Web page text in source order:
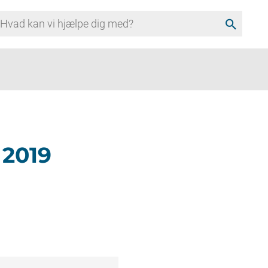
search